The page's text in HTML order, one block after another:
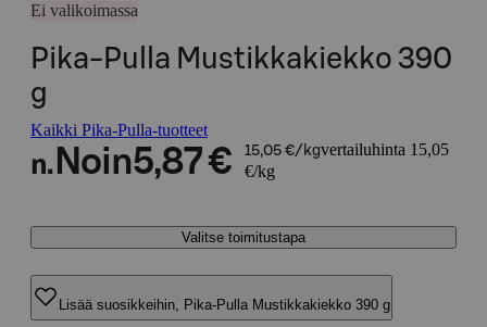
Ei valikoimassa
Pika-Pulla Mustikkakiekko 390
g
Kaikki Pika-Pulla-tuotteet
n. Noin5,87 € 15,05 €/kgvertailuhinta 15,05
€/kg
Valitse toimitustapa
Lisää suosikkeihin, Pika-Pulla Mustikkakiekko 390 g